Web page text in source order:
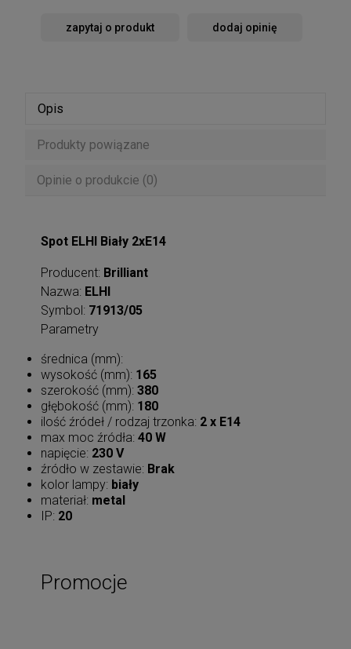
zapytaj o produkt dodaj opinię
Opis
Produkty powiązane
Opinie o produkcie (0)
Spot ELHI Biały 2xE14
Producent: Brilliant
Nazwa: ELHI
Symbol: 71913/05
Parametry
średnica (mm):
wysokość (mm): 165
szerokość (mm): 380
głębokość (mm): 180
ilość źródeł / rodzaj trzonka: 2 x E14
max moc źródła: 40 W
napięcie: 230 V
źródło w zestawie: Brak
kolor lampy: biały
materiał: metal
IP: 20
Promocje